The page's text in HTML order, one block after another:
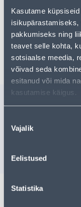
Kasutame
pakkumiseks ning
teavet selle kohta,
sotsiaalse meedia,
võivad seda
esitanud või mida
kasutamise käigus.
valik
Vajalik
Eelistused
Statistika
Посылочный
Забрать в
Похожие продукты